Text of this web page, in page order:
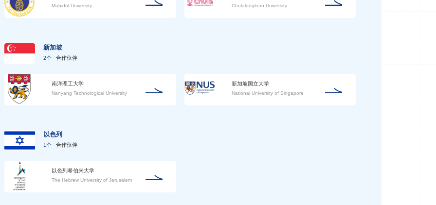
Mahidol University Chulalongkorn University
新加坡
2个 合作伙伴
南洋理工大学
Nanyang Technological University
新加坡国立大学
National University of Singapore
以色列
1个 合作伙伴
以色列希伯来大学
The Hebrew University of Jerusalem